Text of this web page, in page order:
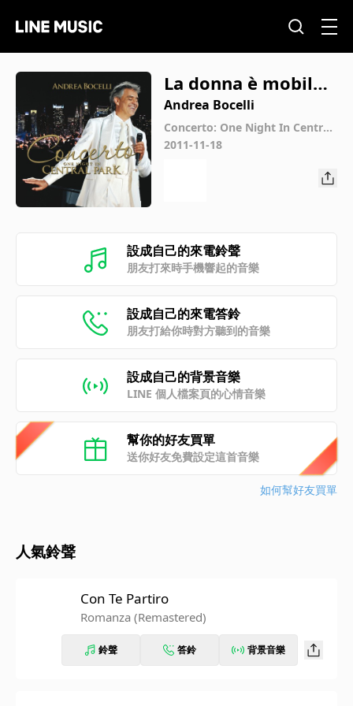
La donna è mobile
(Live At Central Par
k, 2011)
Andrea Bocelli
Concerto: One Night In Central
Park
2011-11-18
設成自己的來電鈴聲
朋友打來時手機響起的音樂
設成自己的來電答鈴
朋友打給你時對方聽到的音樂
設成自己的背景音樂
LINE 個人檔案頁的心情音樂
幫你的好友買單
送你好友免費設定這首音樂
如何幫好友買單
人氣鈴聲
Con Te Partiro
Romanza (Remastered)
鈴聲 答鈴 背景音樂